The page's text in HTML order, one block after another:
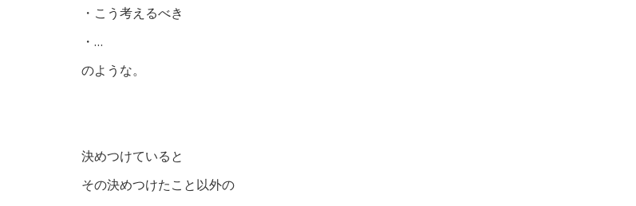
・こう考えるべき
・…
のような。
決めつけていると
その決めつけたこと以外の